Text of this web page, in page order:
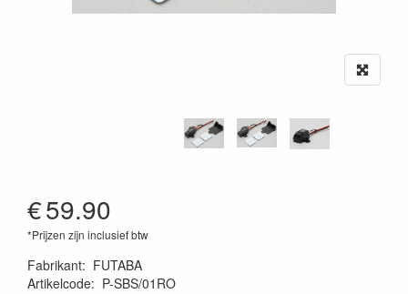
€59.90
*Prijzen zijn inclusief btw
Fabrikant: FUTABA
Artikelcode: P-SBS/01RO